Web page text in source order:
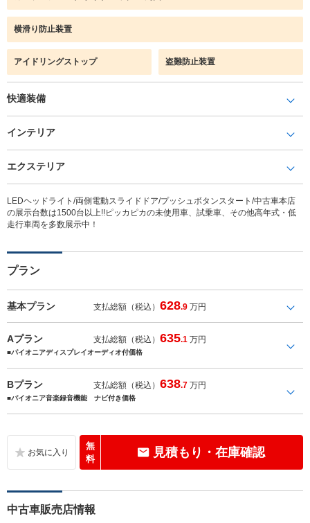
横滑り防止装置
アイドリングストップ 盗難防止装置
快適装備
インテリア
エクステリア
LEDヘッドライト/両側電動スライドドア/プッシュボタンスタート/中古車本店
の展示台数は1500台以上!!ピッカピカの未使用車、試乗車、その他高年式・低
走行車両を多数展示中！
プラン
基本プラン 支払総額（税込）628.9 万円
Aプラン 支払総額（税込）635.1 万円
■パイオニアディスプレイオーディオ付価格
Bプラン 支払総額（税込）638.7 万円
■パイオニア音楽録音機能 ナビ付き価格
無
料
見積もり・在庫確認
中古車販売店情報